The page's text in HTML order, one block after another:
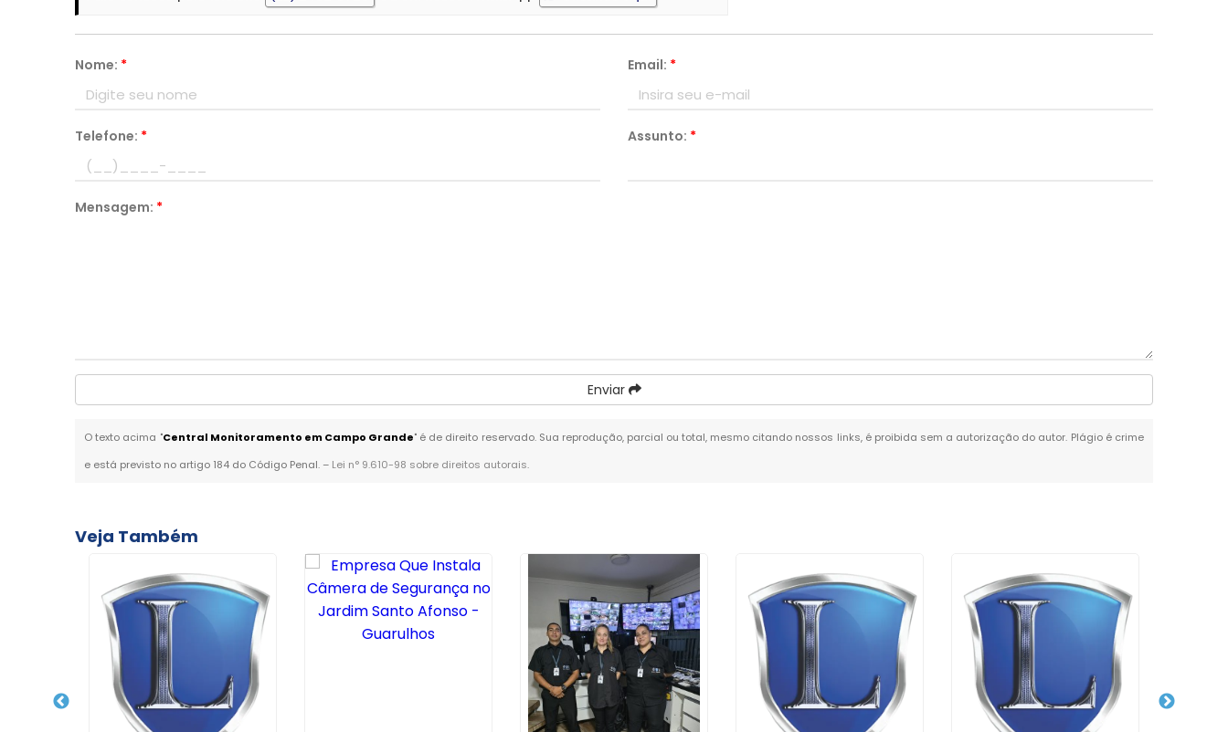
Nome: * Email: *
Telefone: * Assunto: *
Mensagem: *
Enviar
O texto acima "Central Monitoramento em Campo Grande" é de direito reservado. Sua reprodução, parcial ou total, mesmo citando nossos links, é proibida sem a autorização do autor. Plágio é crime
e está previsto no artigo 184 do Código Penal. – Lei n° 9.610-98 sobre direitos autorais.
Veja Também